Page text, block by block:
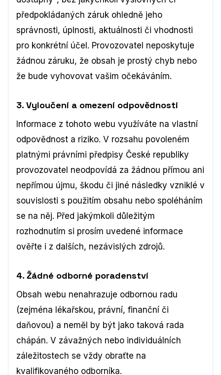
předpokládaných záruk ohledně jeho
správnosti, úplnosti, aktuálnosti či vhodnosti
pro konkrétní účel. Provozovatel neposkytuje
žádnou záruku, že obsah je prostý chyb nebo
že bude vyhovovat vašim očekáváním.
3. Vyloučení a omezení odpovědnosti
Informace z tohoto webu využíváte na vlastní
odpovědnost a riziko. V rozsahu povoleném
platnými právními předpisy České republiky
provozovatel neodpovídá za žádnou přímou ani
nepřímou újmu, škodu či jiné následky vzniklé v
souvislosti s použitím obsahu nebo spoléháním
se na něj. Před jakýmkoli důležitým
rozhodnutím si prosím uvedené informace
ověřte i z dalších, nezávislých zdrojů.
4. Žádné odborné poradenství
Obsah webu nenahrazuje odbornou radu
(zejména lékařskou, právní, finanční či
daňovou) a neměl by být jako taková rada
chápán. V závažných nebo individuálních
záležitostech se vždy obraťte na
kvalifikovaného odborníka.